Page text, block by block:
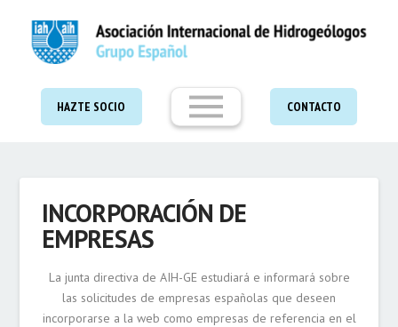
HAZTE SOCIO CONTACTO
INCORPORACIÓN DE
EMPRESAS
La junta directiva de AIH-GE estudiará e informará sobre
las solicitudes de empresas españolas que deseen
incorporarse a la web como empresas de referencia en el